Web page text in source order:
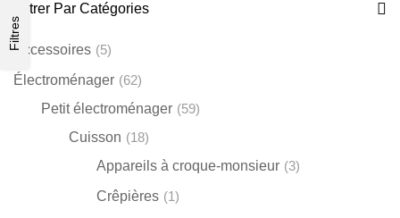
Russell Hobbs
Silampos
Soehnle
Filtrer Par Catégories
Accessoires (5)
Électroménager (62)
Petit électroménager (59)
Cuisson (18)
Appareils à croque-monsieur (3)
Crêpières (1)
Filtres